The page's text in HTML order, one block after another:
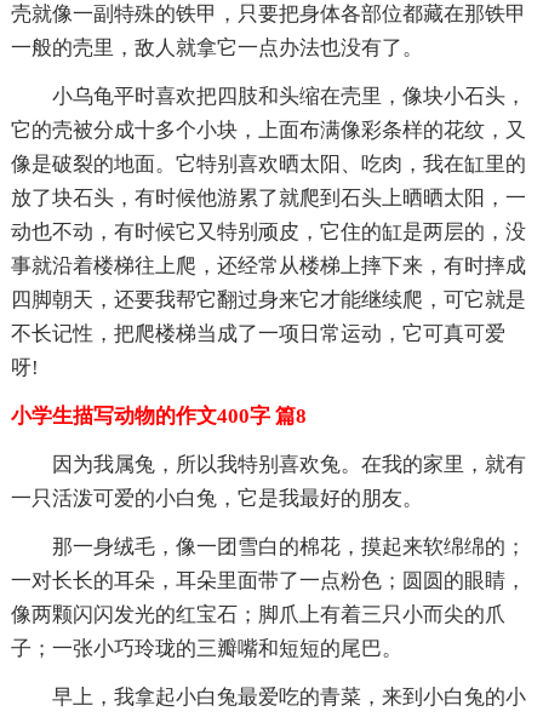
壳就像一副特殊的铁甲，只要把身体各部位都藏在那铁甲
一般的壳里，敌人就拿它一点办法也没有了。
小乌龟平时喜欢把四肢和头缩在壳里，像块小石头，
它的壳被分成十多个小块，上面布满像彩条样的花纹，又
像是破裂的地面。它特别喜欢晒太阳、吃肉，我在缸里的
放了块石头，有时候他游累了就爬到石头上晒晒太阳，一
动也不动，有时候它又特别顽皮，它住的缸是两层的，没
事就沿着楼梯往上爬，还经常从楼梯上摔下来，有时摔成
四脚朝天，还要我帮它翻过身来它才能继续爬，可它就是
不长记性，把爬楼梯当成了一项日常运动，它可真可爱
呀!
小学生描写动物的作文400字 篇8
因为我属兔，所以我特别喜欢兔。在我的家里，就有
一只活泼可爱的小白兔，它是我最好的朋友。
那一身绒毛，像一团雪白的棉花，摸起来软绵绵的；
一对长长的耳朵，耳朵里面带了一点粉色；圆圆的眼睛，
像两颗闪闪发光的红宝石；脚爪上有着三只小而尖的爪
子；一张小巧玲珑的三瓣嘴和短短的尾巴。
早上，我拿起小白兔最爱吃的青菜，来到小白兔的小